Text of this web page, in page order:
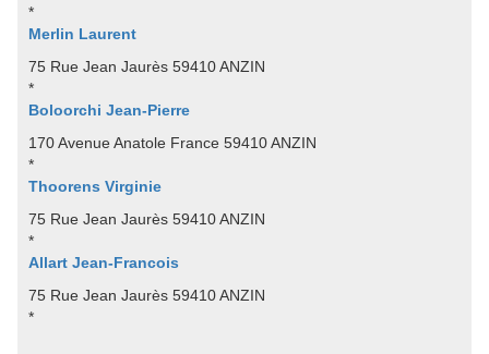
*
Merlin Laurent
75 Rue Jean Jaurès 59410 ANZIN
*
Boloorchi Jean-Pierre
170 Avenue Anatole France 59410 ANZIN
*
Thoorens Virginie
75 Rue Jean Jaurès 59410 ANZIN
*
Allart Jean-Francois
75 Rue Jean Jaurès 59410 ANZIN
*